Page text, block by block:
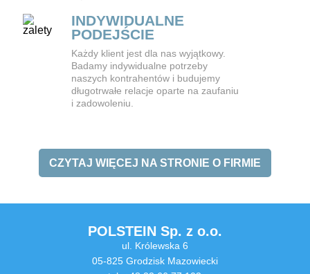
INDYWIDUALNE
PODEJŚCIE
Każdy klient jest dla nas wyjątkowy.
Badamy indywidualne potrzeby
naszych kontrahentów i budujemy
długotrwałe relacje oparte na zaufaniu
i zadowoleniu.
CZYTAJ WIĘCEJ NA STRONIE O FIRMIE
POLSTEIN Sp. z o.o.
ul. Królewska 6
05-825 Grodzisk Mazowiecki